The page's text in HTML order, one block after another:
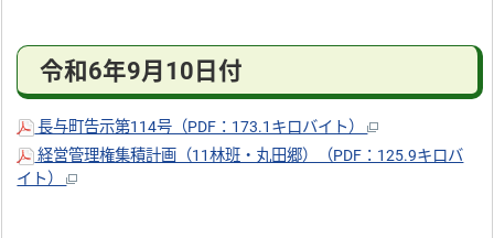
令和6年9月10日付
長与町告示第114号（PDF：173.1キロバイト）
経営管理権集積計画（11林班・丸田郷）（PDF：125.9キロバ
イト）